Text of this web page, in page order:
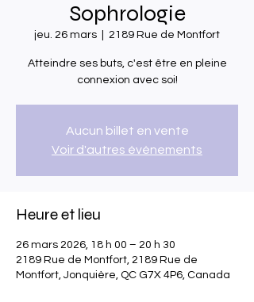
Sophrologie
jeu. 26 mars 2189 Rue de Montfort
Atteindre ses buts, c'est être en pleine
connexion avec soi!
Aucun billet en vente
Voir d'autres événements
Heure et lieu
26 mars 2026, 18 h 00 – 20 h 30
2189 Rue de Montfort, 2189 Rue de
Montfort, Jonquière, QC G7X 4P6, Canada